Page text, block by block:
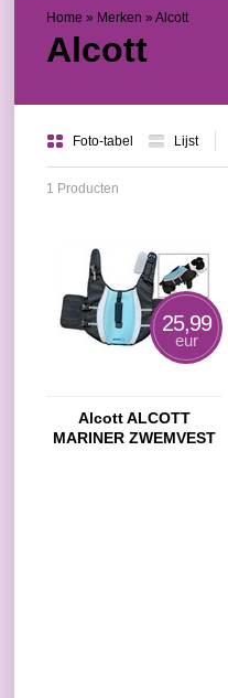
Home » Merken » Alcott
Alcott
Foto-tabel Lijst
1 Producten
25,99
eur
Alcott ALCOTT
MARINER ZWEMVEST